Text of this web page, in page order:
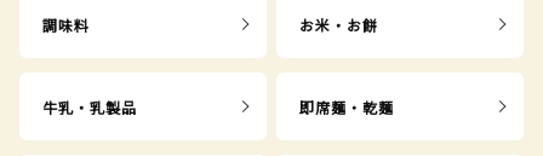
調味料 お米・お餅
牛乳・乳製品 即席麺・乾麺